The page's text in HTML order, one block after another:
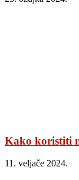
Kako koristiti
11. veljače 2024.